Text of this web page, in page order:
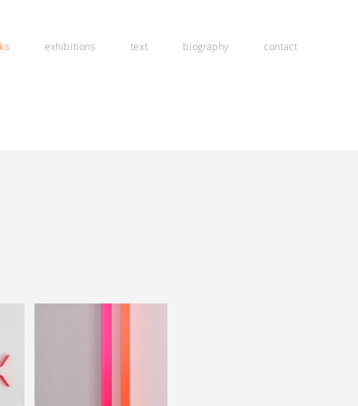
exhibitions text biography contact